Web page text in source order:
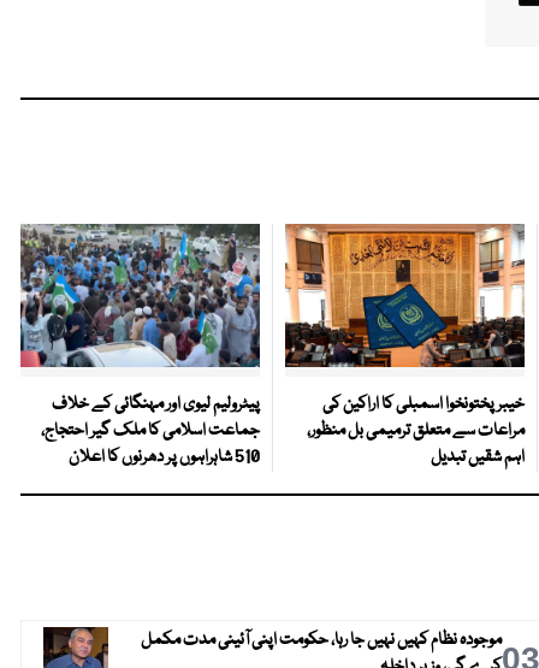
خیبرپختونخوا اسمبلی کا اراکین کی
مراعات سے متعلق ترمیمی بل منظور،
اہم شقیں تبدیل
پیٹرولیم لیوی اور مہنگائی کے خلاف
جماعت اسلامی کا ملک گیر احتجاج،
510 شاہراہوں پر دھرنوں کا اعلان
03موجودہ نظام کہیں نہیں جا رہا، حکومت اپنی آئینی مدت مکمل